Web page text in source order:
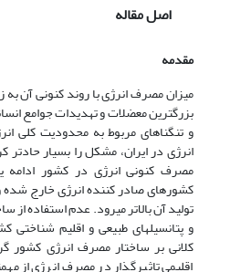
اصل مقاله
مقدمه
میزان مصرف انرژی با روند کنونی آن
بزرگترین معضلات و تهدیدات جوامع
و تنگناهای مربوط به محدودیت کلی
انرژی در ایران، مشکل را بسیار
مصرف کنونی انرژی در کشور ادامه
کشورهای صادر کننده انرژی خارج شده
تولید آن بالاتر می­رود. عدم استفاده از
و پتانسیل­های طبیعی و اقلیم
کلانی بر ساختار مصرف انرژی کشور